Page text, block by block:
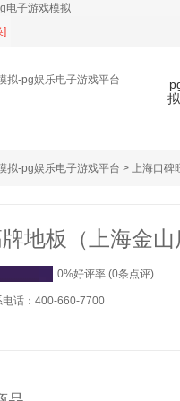
电子游戏模拟
]
拟-pg娱乐电子游戏平台
拟-pg娱乐电子游戏平台 > 上海口碑
地板（上海金山
0%好评率 (0条点评)
电话：400-660-7700